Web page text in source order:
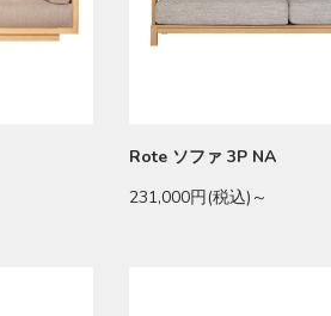
Rote ソファ 3P NA
231,000円(税込)～